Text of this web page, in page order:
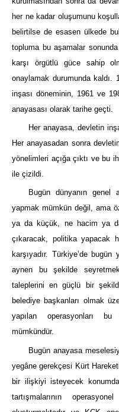
her ne kadar oluşumunu
belirtilse de esasen ülkede
topluma bu aşamalar
karşı örgütlü güce sahip
onaylamak durumunda kaldı.
inşası döneminin, 1961 ve
anayasası olarak tarihe geçti.
Her anayasa, devletin
Her anayasadan sonra
yönelimleri açığa çıktı ve bu
ile çizildi.
Bugün dünyanın genel
yapmak mümkün değil, ama
ya da küçük, ne hacim ya
çıkaracak, politika yapacak
karşıyadır. Türkiye’de
aynen bu şekilde
taleplerini en güçlü bir
belediye başkanları olmak
yapılan operasyonları
mümkündür.
Bugün anayasa
yegâne gerekçesi Kürt
bir ilişkiyi isteyecek
tartışmalarının